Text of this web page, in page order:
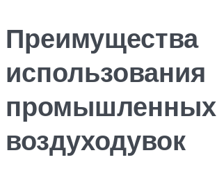
Преимущества
использования
промышленных
воздуходувок